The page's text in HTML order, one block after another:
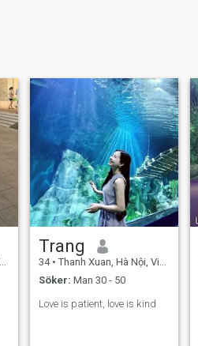
Trang
34 • Thanh Xuan, Hà Nội, Vietnam
Söker: Man 30 - 50
Love is patient, love is kind